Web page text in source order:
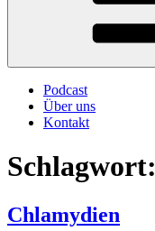
Podcast
Über uns
Kontakt
Schlagwort:
Chlamydien